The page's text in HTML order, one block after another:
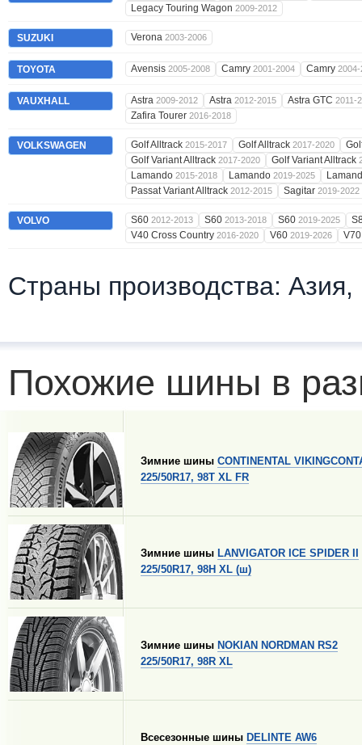
Legacy Touring Wagon 2009-2012
SUZUKI Verona 2003-2006
TOYOTA Avensis 2005-2008 Camry 2001-2004 Camry 2004-
VAUXHALL Astra 2009-2012 Astra 2012-2015 Astra GTC 2011-
Zafira Tourer 2016-2018
VOLKSWAGEN Golf Alltrack 2015-2017 Golf Alltrack 2017-2020
Golf Variant Alltrack 2017-2020 Golf Variant Alltrack
Lamando 2015-2018 Lamando 2019-2025
Passat Variant Alltrack 2012-2015 Sagitar 2019-2022
VOLVO S60 2012-2013 S60 2013-2018 S60 2019-2025
V40 Cross Country 2016-2020 V60 2019-2026
Страны производства: Азия,
Похожие шины в
Зимние шины CONTINENTAL
225/50R17, 98T XL FR
Зимние шины LANVIGATOR ICE SPIDER II
225/50R17, 98H XL (ш)
Зимние шины NOKIAN NORDMAN RS2
225/50R17, 98R XL
Всесезонные шины DELINTE AW6